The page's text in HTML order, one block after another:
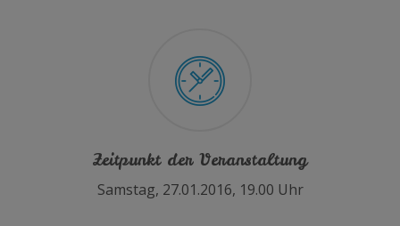
Zeitpunkt der Veranstaltung
Samstag, 27.01.2016, 19.00 Uhr